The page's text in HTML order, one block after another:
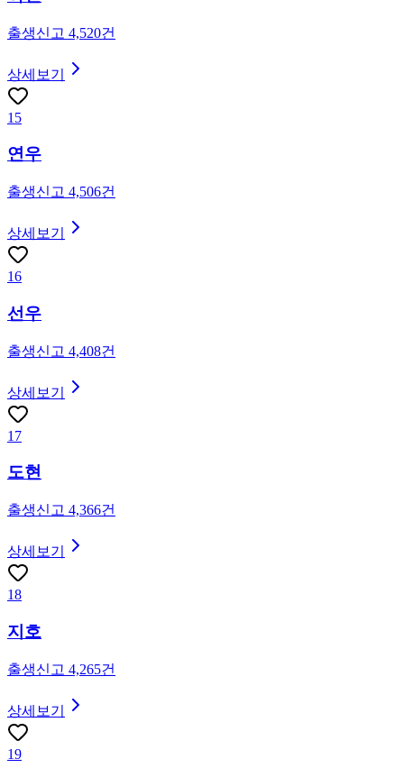
출생신고 4,520건
상세보기
15
연우
출생신고 4,506건
상세보기
16
선우
출생신고 4,408건
상세보기
17
도현
출생신고 4,366건
상세보기
18
지호
출생신고 4,265건
상세보기
19